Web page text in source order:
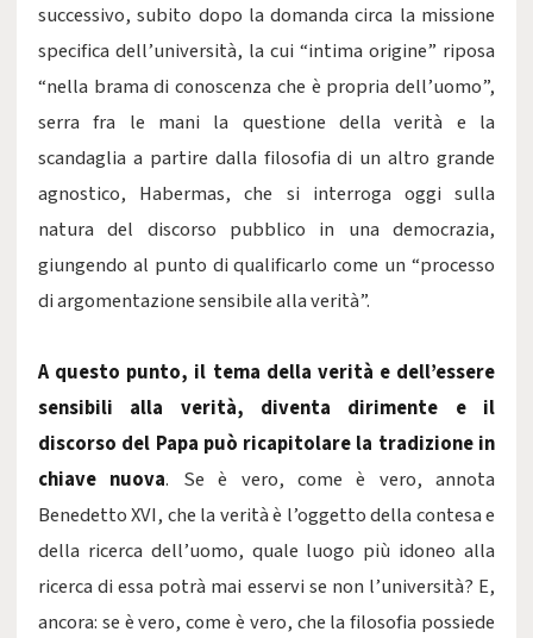
successivo, subito dopo la domanda circa la missione
specifica dell’università, la cui “intima origine” riposa
“nella brama di conoscenza che è propria dell’uomo”,
serra fra le mani la questione della verità e la
scandaglia a partire dalla filosofia di un altro grande
agnostico, Habermas, che si interroga oggi sulla
natura del discorso pubblico in una democrazia,
giungendo al punto di qualificarlo come un “processo
di argomentazione sensibile alla verità”.
A questo punto, il tema della verità e dell’essere
sensibili alla verità, diventa dirimente e il
discorso del Papa può ricapitolare la tradizione in
chiave nuova. Se è vero, come è vero, annota
Benedetto XVI, che la verità è l’oggetto della contesa e
della ricerca dell’uomo, quale luogo più idoneo alla
ricerca di essa potrà mai esservi se non l’università? E,
ancora: se è vero, come è vero, che la filosofia possiede